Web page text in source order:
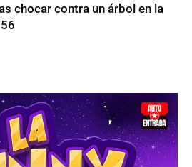
chocar contra un árbol en la